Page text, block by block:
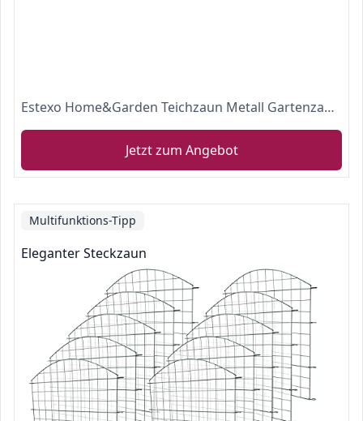
Estexo Home&Garden Teichzaun Metall Gartenzaun Teich Zaun Set 10 Elemente
Jetzt zum Angebot
Multifunktions-Tipp
Eleganter Steckzaun